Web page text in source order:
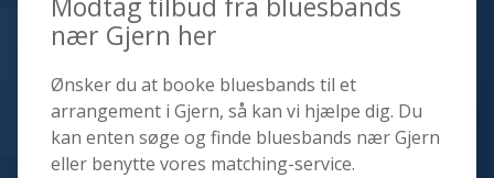
nær Gjern her
Ønsker du at booke bluesbands til et
arrangement i Gjern, så kan vi hjælpe dig. Du
kan enten søge og finde bluesbands nær Gjern
eller benytte vores matching-service.